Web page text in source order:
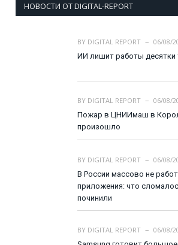
НОВОСТИ ОТ DIGITAL-REPORT
BY DIGITAL REPORT
06/08/
ИИ лишит работы десятки
BY DIGITAL REPORT
06/08/
Пожар в ЦНИИмаш в
произошло
BY DIGITAL REPORT
06/08/
В России массово не
приложения: что
починили
BY DIGITAL REPORT
06/08/